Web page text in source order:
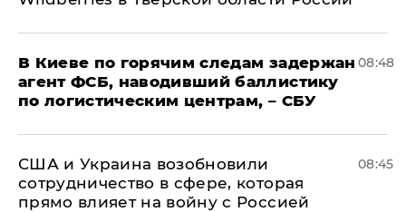
В Киеве по горячим следам задержан
агент ФСБ, наводивший баллистику
по логистическим центрам, – СБУ
08:48
США и Украина возобновили
сотрудничество в сфере, которая
прямо влияет на войну с Россией
08:45